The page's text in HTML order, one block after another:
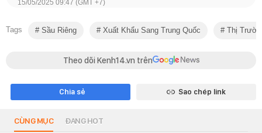
15/05/2025 09:47 (GMT +7)
Tags Sầu Riêng Xuất Khẩu Sang Trung Quốc Thị
Theo dõi Kenh14.vn trên
Chia sẻ Sao chép link
CÙNG MỤC ĐANG HOT